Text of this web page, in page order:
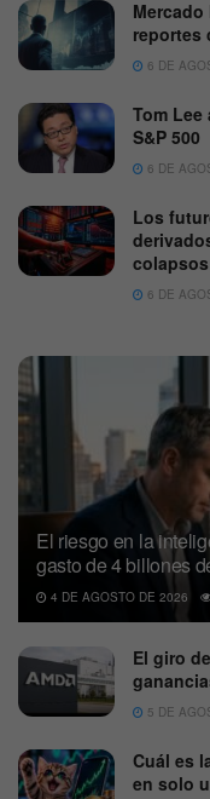
reportes
6 DE
Tom
S&P 500
6 DE
Los
6 DE
El riesgo en la
gasto de 4 billones
4 DE AGOSTO DE 2026
El giro
5 DE
Cuál es
en solo